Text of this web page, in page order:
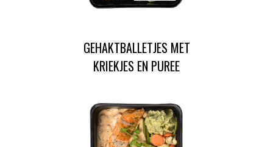
GEHAKTBALLETJES MET
KRIEKJES EN PUREE